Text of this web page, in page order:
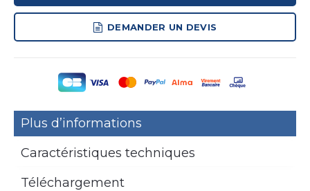
DEMANDER UN DEVIS
Plus d’informations
Caractéristiques techniques
Téléchargement